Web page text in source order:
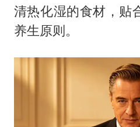
清热化湿的食材，贴
养生原则。